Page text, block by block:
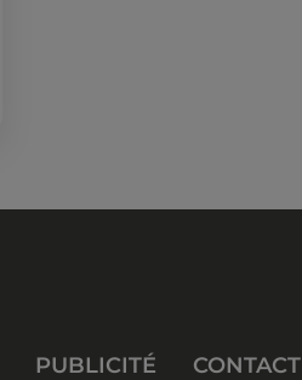
PUBLICITÉ CONTACT